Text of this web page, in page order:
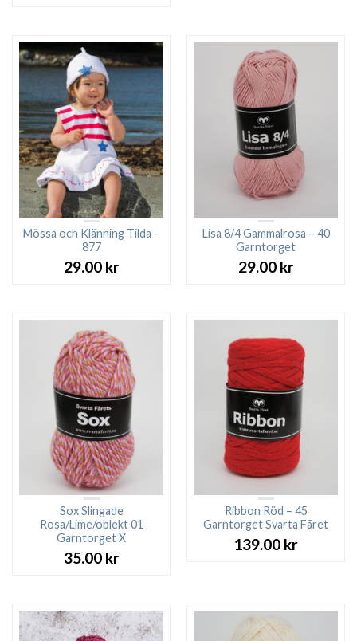
Mössa och Klänning Tilda –
877
29.00 kr
Lisa 8/4 Gammalrosa – 40
Garntorget
29.00 kr
Sox Slingade
Rosa/Lime/oblekt 01
Garntorget X
35.00 kr
Ribbon Röd – 45
Garntorget Svarta Fåret
139.00 kr